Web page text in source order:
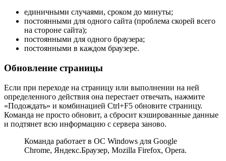
единичными случаями, сроком до минуты;
постоянными для одного сайта (проблема скорей всего
на стороне сайта);
постоянными для одного браузера;
постоянными в каждом браузере.
Обновление страницы
Если при переходе на страницу или выполнении на ней
определенного действия она перестает отвечать, нажмите
«Подождать» и комбинацией Ctrl+F5 обновите страницу.
Команда не просто обновит, а сбросит кэшированные данные
и подтянет всю информацию с сервера заново.
Команда работает в ОС Windows для Google
Chrome, Яндекс.Браузер, Mozilla Firefox, Opera.